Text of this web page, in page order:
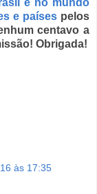
e países pelos
centavo a
Obrigada!
às 17:35